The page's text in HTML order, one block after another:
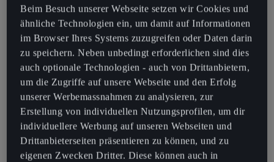
CUPRA BRAND
Martorell (Barcelona) ist der Ort, an dem die CUPRA Magie
geschieht. Die im Jahr 2018 gegründete Marke hat dort
ihren Hauptsitz sowie eine Rennwagenwerkstatt. Bereits
heute verfügt CUPRA über ein weltweites Netz
spezialisierter Verkaufspunkte, die die Erfolgsgeschichte
der Marke stützen. In den letzten Jahren ging der
Beim Besuch unserer Webseite setzen wir Cookies und
ähnliche Technologien ein, um damit auf Informationen
im Browser Ihres Systems zuzugreifen oder Daten darin
zu speichern. Neben unbedingt erforderlichen sind dies
auch optionale Technologien - auch von Drittanbietern,
um die Zugriffe auf unsere Webseite und den Erfolg
unserer Werbemassnahmen zu analysieren, zur
Erstellung von individuellen Nutzungsprofilen, um dir
individuellere Werbung auf unseren Webseiten und
Drittanbieterseiten präsentieren zu können, und zu
eigenen Zwecken Dritter. Diese können auch in